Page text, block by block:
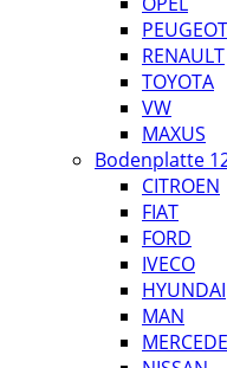
PEUGEOT
RENAULT
TOYOTA
VW
MAXUS
Bodenplatte
CITROEN
FIAT
FORD
IVECO
HYUNDAI
MAN